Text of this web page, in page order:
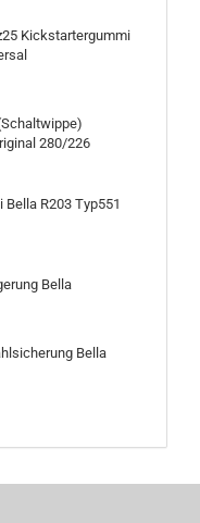
Kickstartergummi
280/226
R203 Typ551
Bella
Bella